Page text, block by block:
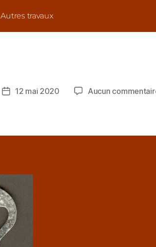
Autres travaux
12 mai 2020 Aucun